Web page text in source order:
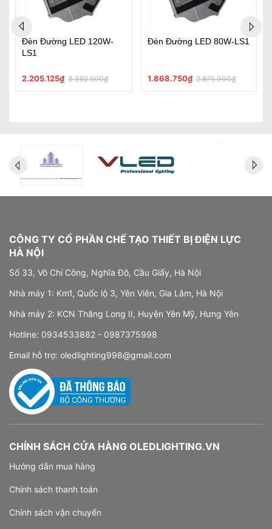
Đèn Đường LED 120W-
LS1
2.205.125₫ 3.392.500₫
Đèn Đường LED 80W-LS1
1.868.750₫ 2.875.000₫
CÔNG TY CỔ PHẦN CHẾ TẠO THIẾT BỊ ĐIỆN LỰC
HÀ NỘI
Số 33, Võ Chí Công, Nghĩa Đô, Cầu Giấy, Hà Nội
Nhà máy 1: Km1, Quốc lộ 3, Yên Viên, Gia Lâm, Hà Nội
Nhà máy 2: KCN Thăng Long II, Huyện Yên Mỹ, Hưng Yên
Hotline: 0934533882 - 0987375998
Email hỗ trợ: oledlighting998@gmail.com
CHÍNH SÁCH CỬA HÀNG OLEDLIGHTING.VN
Hướng dẫn mua hàng
Chính sách thanh toán
Chính sách vận chuyển